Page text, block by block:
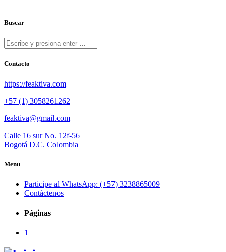
Buscar
Contacto
https://feaktiva.com
+57 (1) 3058261262
feaktiva@gmail.com
Calle 16 sur No. 12f-56
Bogotá D.C. Colombia
Menu
Participe al WhatsApp: (+57) 3238865009
Contáctenos
Páginas
1